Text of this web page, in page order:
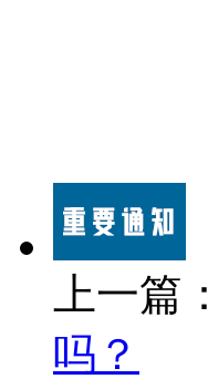
上一篇：
吗？